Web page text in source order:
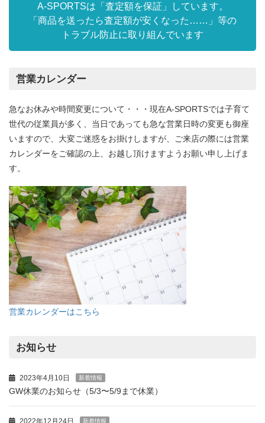
A-SPORTSは「査定額を保証」しています。
「商品を送ったら査定額が安くなった……」等の
トラブル防止に取り組んでいます
営業カレンダー
急なお休みや時間変更について・・・現在A-SPORTSでは子育て
世代の従業員が多く、当日であっても急な営業日時の変更も御座
いますので、大変ご迷惑をお掛けしますが、ご来店の際には営業
カレンダーをご確認の上、お越し頂けますようお願い申し上げま
す。
営業カレンダーはこちら
お知らせ
2023年4月10日 新着情報
GW休業のお知らせ（5/3〜5/9まで休業）
新着情報